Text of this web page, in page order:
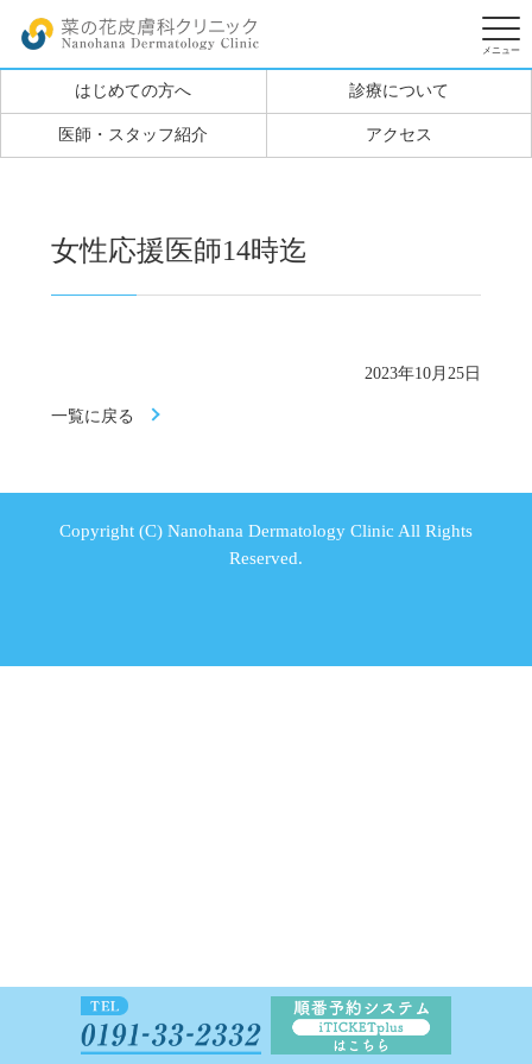
はじめての方へ 診療について
医師・スタッフ紹介 アクセス
女性応援医師14時迄
2023年10月25日
一覧に戻る
Copyright (C) Nanohana Dermatology Clinic All Rights
Reserved.